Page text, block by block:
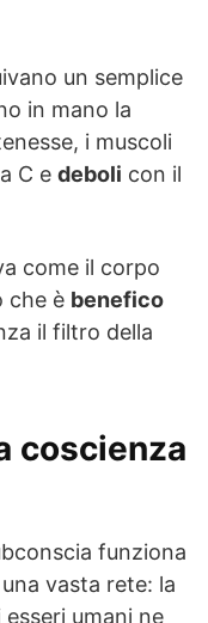
un semplice
in mano la
i muscoli
C e deboli con il
come il corpo
che è benefico
il filtro della
coscienza
funziona
vasta rete: la
umani ne